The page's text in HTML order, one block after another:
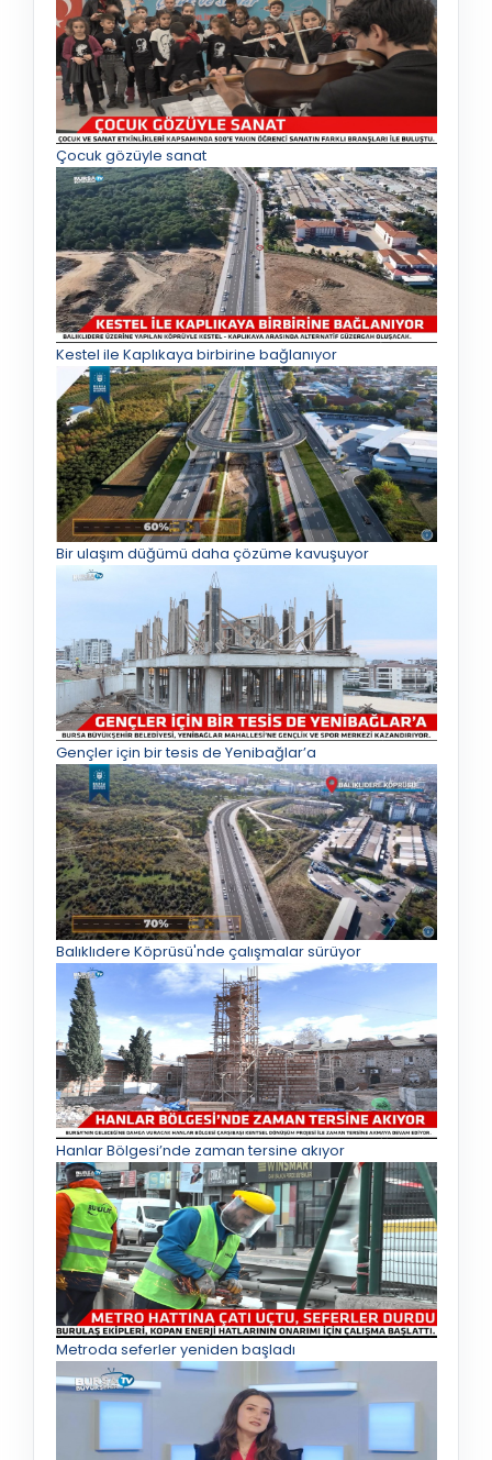
Çocuk gözüyle sanat
Kestel ile Kaplıkaya birbirine bağlanıyor
Bir ulaşım düğümü daha çözüme kavuşuyor
Gençler için bir tesis de Yenibağlar’a
Balıklıdere Köprüsü'nde çalışmalar sürüyor
Hanlar Bölgesi’nde zaman tersine akıyor
Metroda seferler yeniden başladı